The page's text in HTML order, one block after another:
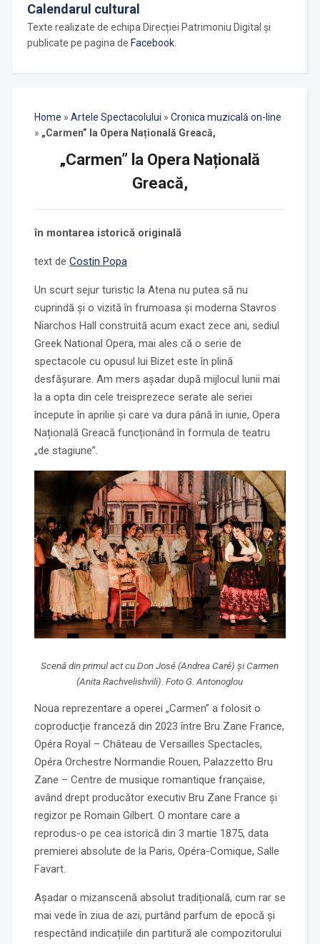
Calendarul cultural
Texte realizate de echipa Direcției Patrimoniu Digital și
publicate pe pagina de Facebook.
Home » Artele Spectacolului » Cronica muzicală on-line
» „Carmen” la Opera Națională Greacă,
„Carmen” la Opera Națională
Greacă,
în montarea istorică originală
text de Costin Popa
Un scurt sejur turistic la Atena nu putea să nu
cuprindă și o vizită în frumoasa și moderna Stavros
Niarchos Hall construită acum exact zece ani, sediul
Greek National Opera, mai ales că o serie de
spectacole cu opusul lui Bizet este în plină
desfășurare. Am mers așadar după mijlocul lunii mai
la a opta din cele treisprezece serate ale seriei
începute în aprilie și care va dura până în iunie, Opera
Națională Greacă funcționând în formula de teatru
„de stagiune”.
Scenă din primul act cu Don José (Andrea Caré) și Carmen
(Anita Rachvelishvili). Foto G. Antonoglou
Noua reprezentare a operei „Carmen” a folosit o
coproducție franceză din 2023 între Bru Zane France,
Opéra Royal – Château de Versailles Spectacles,
Opéra Orchestre Normandie Rouen, Palazzetto Bru
Zane – Centre de musique romantique française,
având drept producător executiv Bru Zane France și
regizor pe Romain Gilbert. O montare care a
reprodus-o pe cea istorică din 3 martie 1875, data
premierei absolute de la Paris, Opéra-Comique, Salle
Favart.
Așadar o mizanscenă absolut tradițională, cum rar se
mai vede în ziua de azi, purtând parfum de epocă și
respectând indicațiile din partitură ale compozitorului